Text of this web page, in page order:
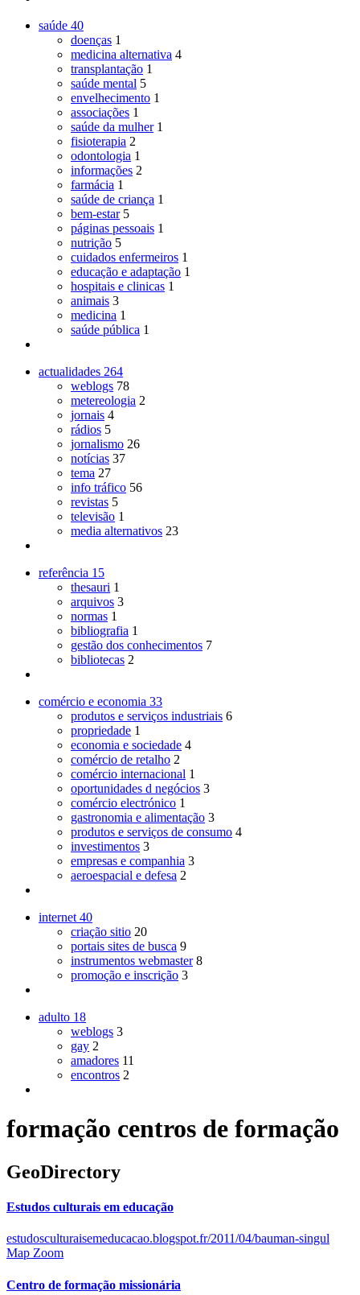
saúde 40
doenças 1
medicina alternativa 4
transplantação 1
saúde mental 5
envelhecimento 1
associações 1
saúde da mulher 1
fisioterapia 2
odontologia 1
informações 2
farmácia 1
saúde de criança 1
bem-estar 5
páginas pessoais 1
nutrição 5
cuidados enfermeiros 1
educação e adaptação 1
hospitais e clinicas 1
animais 3
medicina 1
saúde pública 1
actualidades 264
weblogs 78
metereologia 2
jornais 4
rádios 5
jornalismo 26
notícias 37
tema 27
info tráfico 56
revistas 5
televisão 1
media alternativos 23
referência 15
thesauri 1
arquivos 3
normas 1
bibliografia 1
gestão dos conhecimentos 7
bibliotecas 2
comércio e economia 33
produtos e serviços industriais 6
propriedade 1
economia e sociedade 4
comércio de retalho 2
comércio internacional 1
oportunidades d negócios 3
comércio electrónico 1
gastronomia e alimentação 3
produtos e serviços de consumo 4
investimentos 3
empresas e companhia 3
aeroespacial e defesa 2
internet 40
criação sitio 20
portais sites de busca 9
instrumentos webmaster 8
promoção e inscrição 3
adulto 18
weblogs 3
gay 2
amadores 11
encontros 2
formação centros de formação
GeoDirectory
Estudos culturais em educação
estudosculturaisemeducacao.blogspot.fr/2011/04/bauman-singul
Map Zoom
Centro de formação missionária